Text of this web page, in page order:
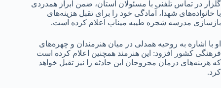
گلزار در تماس تلفنی با مسئولان استان، ضمن ابراز همدردی
با خانواده‌های شهدا، آمادگی خود را برای تقبل هزینه‌های
بازسازی مدرسه شجره طیبه میناب اعلام کرده است.
او با اشاره به روحیه همدلی در میان هنرمندان و چهره‌های
فرهنگی کشور افزود: این هنرمند همچنین اعلام کرده است
که هزینه‌های درمان مجروحان این حادثه را نیز تقبل خواهد
کرد.